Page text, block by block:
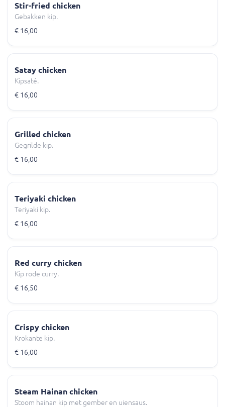
Stir-fried chicken
Gebakken kip.
€ 16,00
Satay chicken
Kipsaté.
€ 16,00
Grilled chicken
Gegrilde kip.
€ 16,00
Teriyaki chicken
Teriyaki kip.
€ 16,00
Red curry chicken
Kip rode curry.
€ 16,50
Crispy chicken
Krokante kip.
€ 16,00
Steam Hainan chicken
Stoom hainan kip met gember en uiensaus.